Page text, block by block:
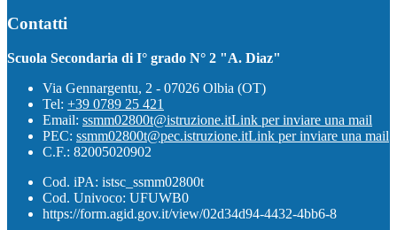
Contatti
Scuola Secondaria di I° grado N° 2 "A. Diaz"
Via Gennargentu, 2 - 07026 Olbia (OT)
Tel: +39 0789 25 421
Email: ssmm02800t@istruzione.itLink per inviare una mail
PEC: ssmm02800t@pec.istruzione.itLink per inviare una mail
C.F.: 82005020902
Cod. iPA: istsc_ssmm02800t
Cod. Univoco: UFUWB0
https://form.agid.gov.it/view/02d34d94-4432-4bb6-8